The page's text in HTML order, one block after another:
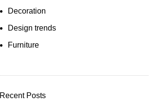
Decoration
Design trends
Furniture
Recent Posts